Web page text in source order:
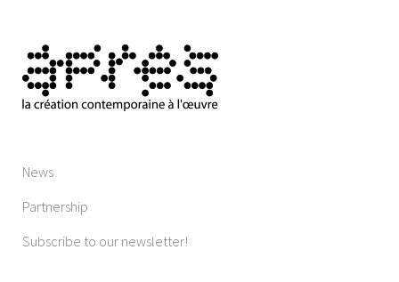
News
Partnership
Subscribe to our newsletter!